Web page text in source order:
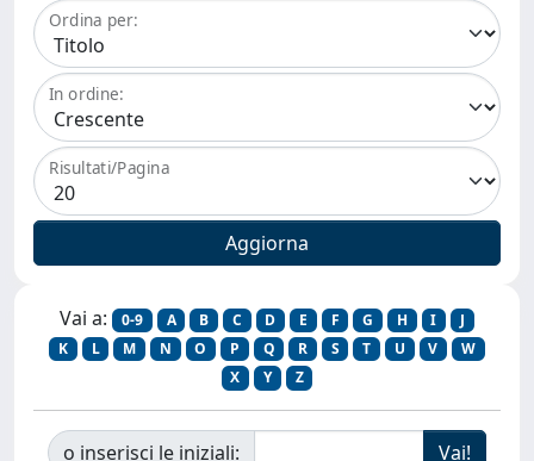
Ordina per:
In ordine:
Risultati/Pagina
Vai a: 0-9 A B C D E F G H I
J
K
L M N O P Q R S T U V
W
X
Y Z
o inserisci le iniziali: